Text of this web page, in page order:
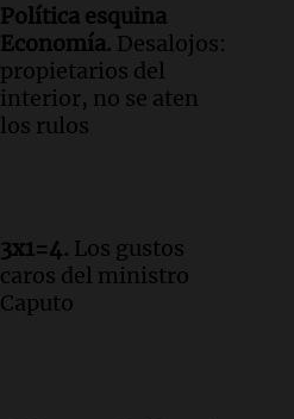
Política esquina
Economía. Desalojos:
propietarios del
interior, no se aten
los rulos
3x1=4. Los gustos
caros del ministro
Caputo